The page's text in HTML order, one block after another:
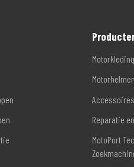
Motorkleding
Motorhelmen
Accessoires
Reparatie
MotoPort